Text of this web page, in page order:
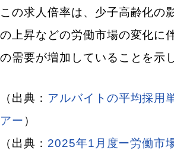
この求人倍率は、少子高齢化の
の上昇などの労働市場の変化に
の需要が増加していることを示
（出典： アルバイトの平均採用
アー ）
（出典： 2025年1月度ー労働市